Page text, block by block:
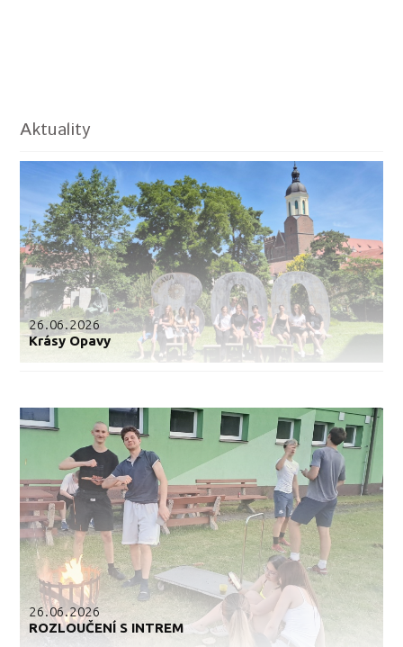
Aktuality
26.06.2026
Krásy Opavy
26.06.2026
ROZLOUČENÍ S INTREM